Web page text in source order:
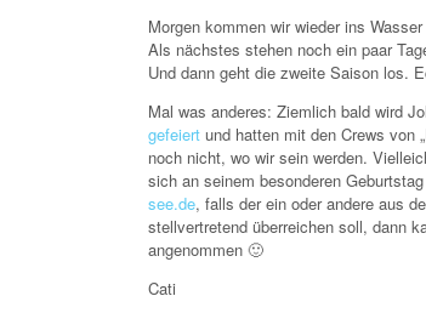
Morgen kommen wir wieder ins
Als nächstes stehen noch ein paar
Und dann geht die zweite Saison los.
Mal was anderes: Ziemlich bald wird
gefeiert und hatten mit den Crews von
noch nicht, wo wir sein werden.
sich an seinem besonderen
see.de, falls der ein oder andere aus
stellvertretend überreichen soll, dann
angenommen 🙂
Cati